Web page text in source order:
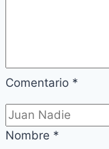
Comentario *
Nombre *